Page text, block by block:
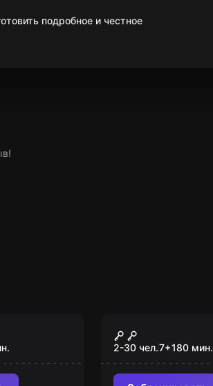
подробное и честное
Гарри
2-30 чел.7+180 мин.